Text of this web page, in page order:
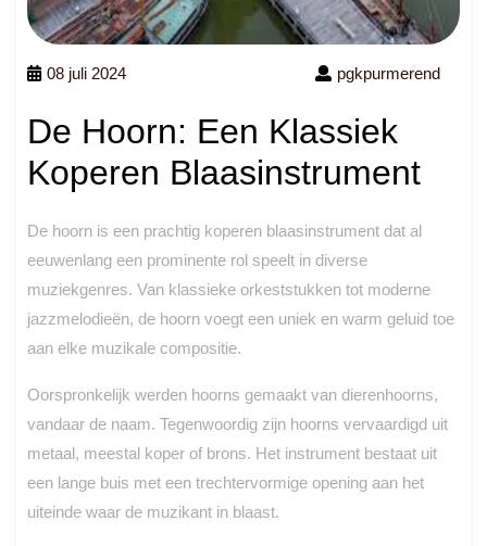
08 juli 2024 pgkpurmerend
De Hoorn: Een Klassiek
Koperen Blaasinstrument
De hoorn is een prachtig koperen blaasinstrument dat al
eeuwenlang een prominente rol speelt in diverse
muziekgenres. Van klassieke orkeststukken tot moderne
jazzmelodieën, de hoorn voegt een uniek en warm geluid toe
aan elke muzikale compositie.
Oorspronkelijk werden hoorns gemaakt van dierenhoorns,
vandaar de naam. Tegenwoordig zijn hoorns vervaardigd uit
metaal, meestal koper of brons. Het instrument bestaat uit
een lange buis met een trechtervormige opening aan het
uiteinde waar de muzikant in blaast.